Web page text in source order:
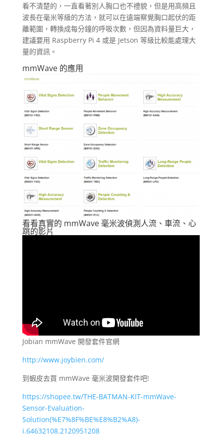
看不清楚的，一直看著別人胸口也不禮貌，但是用高頻且
波長在毫米等級的方法，就可以在遠端察覺胸口起伏的距
離範圍，轉換成每分鐘的呼吸次數，但因為資料量巨大，
建議要用 Raspberry Pi 4 或是 Jetson 等級比較能處理大
量的資訊。
mmWave 的應用
看看真實的 mmWave 毫米波偵測人流、車流、心
跳的影片
Jobian mmWave 開發套件官網
http://www.joybien.com/
到蝦皮去買 mmWave 毫米波開發套件吧!
https://shopee.tw/THE-BATMAN-KIT-mmWave-
Sensor-Evaluation-
Solution(%E7%8F%BE%E8%B2%A8)-
i.64632108.2120951208